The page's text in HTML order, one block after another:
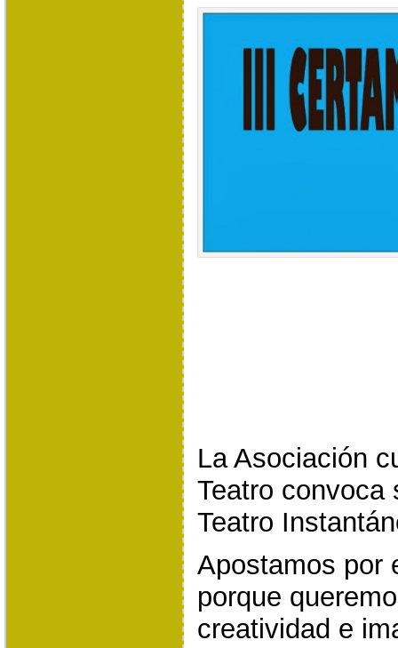
La Asociación
Teatro convoca
Teatro
Apostamos por
porque
creatividad e